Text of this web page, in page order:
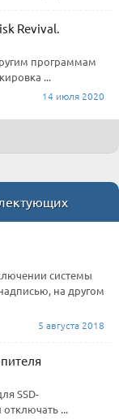
Revival.
программам
...
14 июля 2020
системы
на другом
5 августа 2018
SSD-
отключать ...